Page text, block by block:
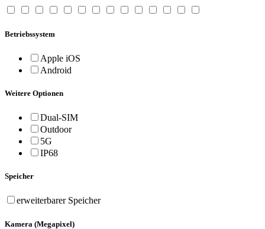
Betriebssystem
Apple iOS
Android
Weitere Optionen
Dual-SIM
Outdoor
5G
IP68
Speicher
erweiterbarer Speicher
Kamera (Megapixel)